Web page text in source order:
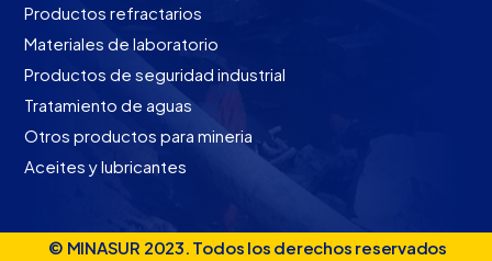
Productos refractarios
Materiales de laboratorio
Productos de seguridad industrial
Tratamiento de aguas
Otros productos para mineria
Aceites y lubricantes
© MINASUR 2023. Todos los derechos reservados